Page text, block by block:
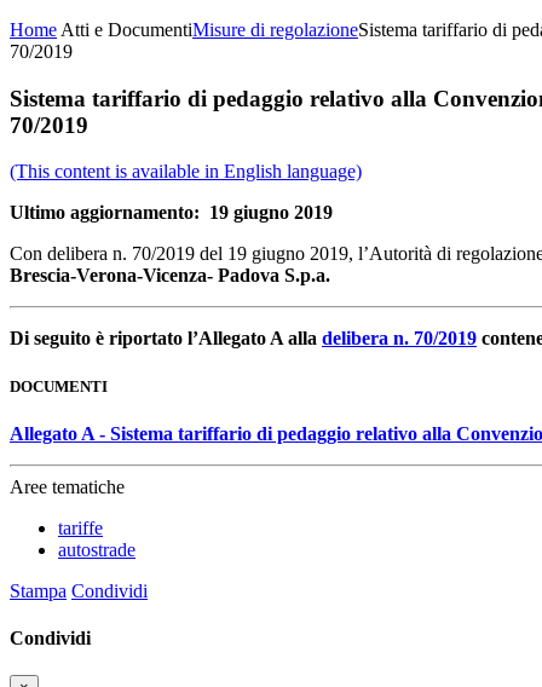
Home Atti e DocumentiMisure di regolazioneSistema tariffario di
70/2019
Sistema tariffario di pedaggio relativo alla
70/2019
(This content is available in English language)
Ultimo aggiornamento: 19 giugno 2019
Con delibera n. 70/2019 del 19 giugno 2019, l’Autorità di
Brescia-Verona-Vicenza- Padova S.p.a.
Di seguito è riportato l’Allegato A alla delibera n. 70/2019
DOCUMENTI
Allegato A - Sistema tariffario di pedaggio relativo alla
Aree tematiche
tariffe
autostrade
Stampa Condividi
Condividi